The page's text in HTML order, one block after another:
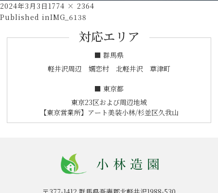
Posted
on
2024年3月3日 Full
size
1774 × 2364
投
ン
Published inIMG_6138
対応エリア
■ 群馬県
軽井沢周辺 嬬恋村 北軽井沢 草津町
■ 東京都
東京23区および周辺地域
【東京営業所】アート美装小林/杉並区久我山